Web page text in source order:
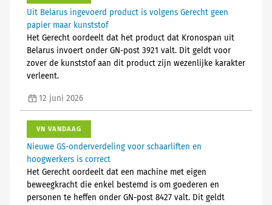
Uit Belarus ingevoerd product is volgens Gerecht geen
papier maar kunststof
Het Gerecht oordeelt dat het product dat Kronospan uit
Belarus invoert onder GN-post 3921 valt. Dit geldt voor
zover de kunststof aan dit product zijn wezenlijke karakter
verleent.
12 juni 2026
VN VANDAAG
Nieuwe GS-onderverdeling voor schaarliften en
hoogwerkers is correct
Het Gerecht oordeelt dat een machine met eigen
beweegkracht die enkel bestemd is om goederen en
personen te heffen onder GN-post 8427 valt. Dit geldt